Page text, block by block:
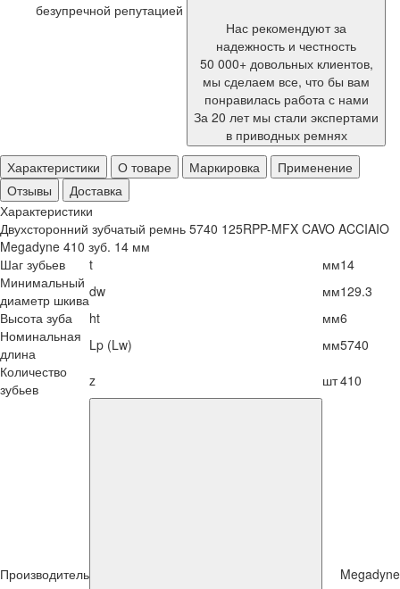
безупречной репутацией
Нас рекомендуют за
надежность и честность
50 000+ довольных клиентов,
мы сделаем все, что бы вам
понравилась работа с нами
За 20 лет мы стали экспертами
в приводных ремнях
Характеристики
О товаре Маркировка
Применение
Отзывы
Доставка
Характеристики
Двухсторонний зубчатый ремнь 5740 125RPP-MFX CAVO ACCIAIO
Megadyne 410 зуб. 14 мм
Шаг зубьев
t мм14
Минимальный
диаметр шкиваdw мм129.3
Высота зуба
ht мм6
Номинальная
длина
Lp (Lw) мм5740
Количество
зубьев
z шт410
Производитель Megadyne